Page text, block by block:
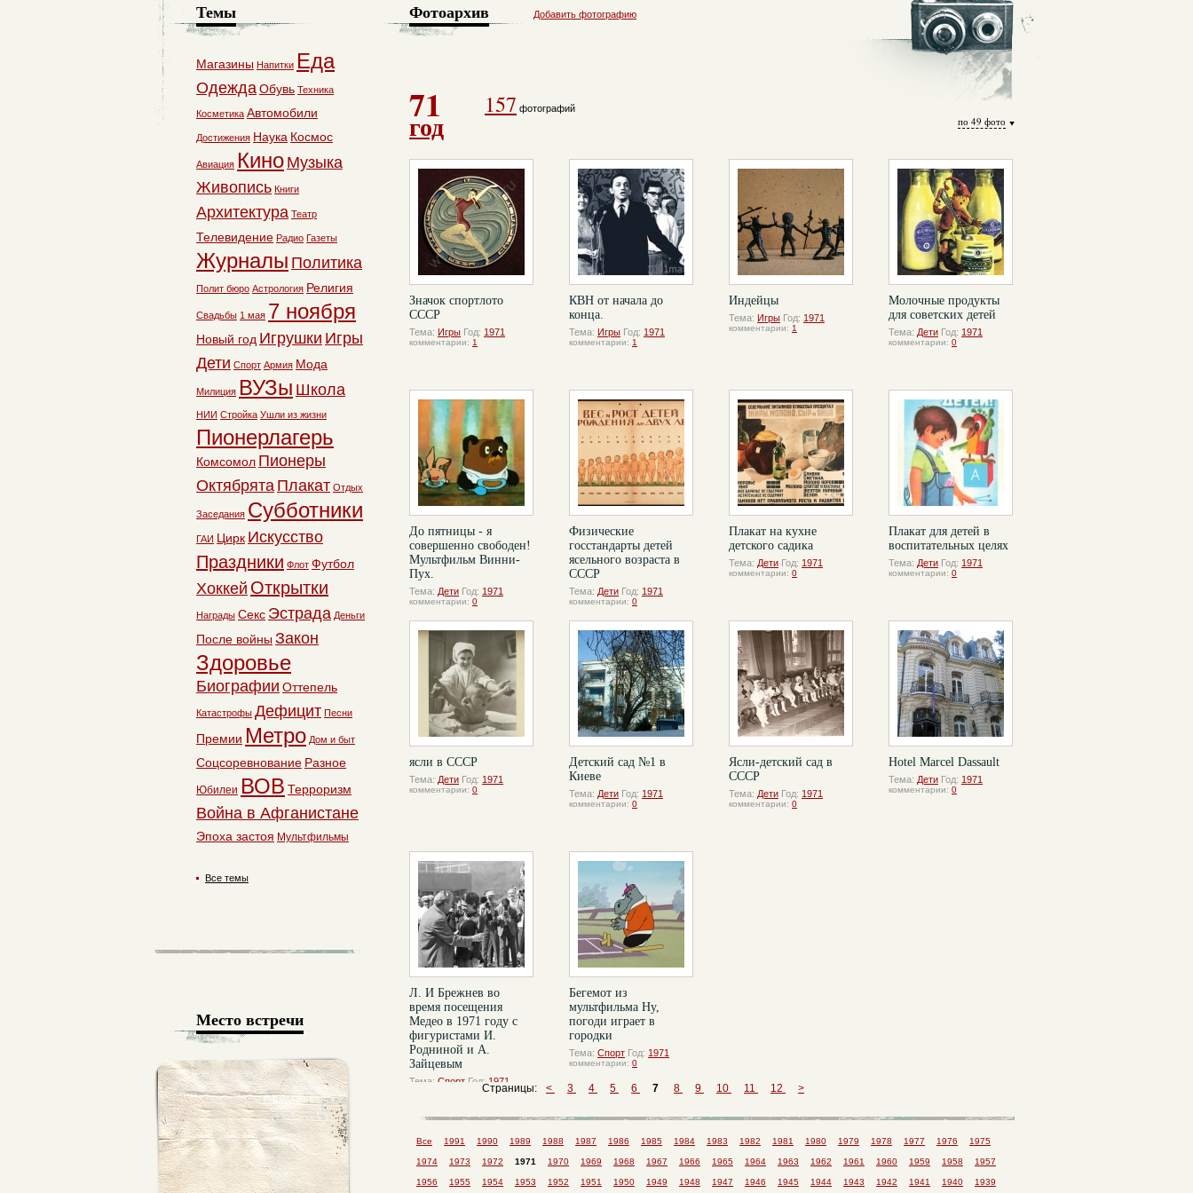
Фотоархив Добавить фотографию
71
год
157 фотографий
по 49 фото
Значок спортлото
СССР
Тема: Игры Год: 1971
комментарии: 1
КВН от начала до
конца.
Тема: Игры Год: 1971
комментарии: 1
Индейцы
Тема: Игры Год: 1971
комментарии: 1
Молочные продукты
для советских детей
Тема: Дети Год: 1971
комментарии: 0
До пятницы - я
совершенно свободен!
Мультфильм Винни-
Пух.
Тема: Дети Год: 1971
комментарии: 0
Физические
госстандарты детей
ясельного возраста в
СССР
Тема: Дети Год: 1971
комментарии: 0
Плакат на кухне
детского садика
Тема: Дети Год: 1971
комментарии: 0
Плакат для детей в
воспитательных целях
Тема: Дети Год: 1971
комментарии: 0
ясли в СССР
Тема: Дети Год: 1971
комментарии: 0
Детский сад №1 в
Киеве
Тема: Дети Год: 1971
комментарии: 0
Ясли-детский сад в
СССР
Тема: Дети Год: 1971
комментарии: 0
Hotel Marcel Dassault
Тема: Дети Год: 1971
комментарии: 0
Л. И Брежнев во
время посещения
Медео в 1971 году с
фигуристами И.
Родниной и А.
Зайцевым
Тема: Спорт Год: 1971
Бегемот из
мультфильма Ну,
погоди играет в
городки
Тема: Спорт Год: 1971
комментарии: 0
Страницы: < 3 4 5 6 7 8 9 10 11 12 >
Все 1991 1990 1989 1988 1987 1986 1985 1984 1983 1982 1981 1980 1979 1978 1977 1976 1975
1974 1973 1972 1971 1970 1969 1968 1967 1966 1965 1964 1963 1962 1961 1960 1959 1958 1957
1956 1955 1954 1953 1952 1951 1950 1949 1948 1947 1946 1945 1944 1943 1942 1941 1940 1939
Темы
Магазины Напитки Еда
ОдеждаОбувь Техника
Косметика Автомобили
Достижения Наука Космос
Авиация Кино Музыка
Живопись Книги
Архитектура Театр
Телевидение Радио Газеты
Журналы Политика
Полит бюро Астрология Религия
Свадьбы 1 мая 7 ноября
Новый год Игрушки Игры
Дети Спорт Армия Мода
Милиция ВУЗы Школа
НИИ Стройка Ушли из жизни
Пионерлагерь
Комсомол Пионеры
Октябрята Плакат Отдых
Заседания Субботники
ГАИ Цирк Искусство
Праздники Флот Футбол
Хоккей Открытки
Награды Секс Эстрада Деньги
После войны Закон
Здоровье
Биографии Оттепель
Катастрофы Дефицит Песни
Премии Метро Дом и быт
Соцсоревнование Разное
Юбилеи ВОВ Терроризм
Война в Афганистане
Эпоха застоя Мультфильмы
Все темы
Место встречи